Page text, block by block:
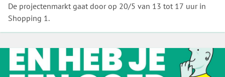
De projectenmarkt gaat door op 20/5 van 13 tot 17 uur in
Shopping 1.